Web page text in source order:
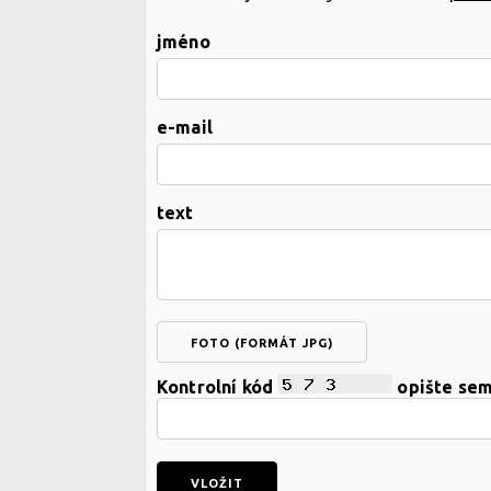
jméno
e-mail
text
FOTO (FORMÁT JPG)
Kontrolní kód opište